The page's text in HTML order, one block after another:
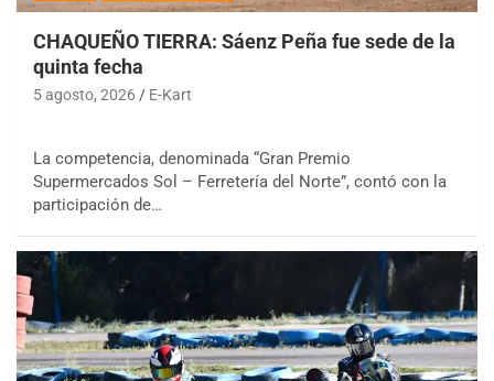
CHAQUEÑO TIERRA: Sáenz Peña fue sede de la
quinta fecha
5 agosto, 2026 E-Kart
La competencia, denominada “Gran Premio
Supermercados Sol – Ferretería del Norte”, contó con la
participación de…